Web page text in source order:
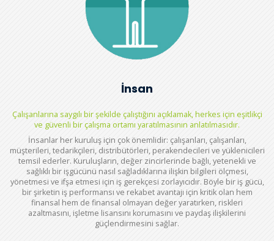
İnsan
Çalışanlarına saygılı bir şekilde çalıştığını açıklamak, herkes için eşitlikçi
ve güvenli bir çalışma ortamı yaratılmasının anlatılmasıdır.
İnsanlar her kuruluş için çok önemlidir: çalışanları, çalışanları,
müşterileri, tedarikçileri, distribütörleri, perakendecileri ve yüklenicileri
temsil ederler. Kuruluşların, değer zincirlerinde bağlı, yetenekli ve
sağlıklı bir işgücünü nasıl sağladıklarına ilişkin bilgileri ölçmesi,
yönetmesi ve ifşa etmesi için iş gerekçesi zorlayıcıdır. Böyle bir iş gücü,
bir şirketin iş performansı ve rekabet avantajı için kritik olan hem
finansal hem de finansal olmayan değer yaratırken, riskleri
azaltmasını, işletme lisansını korumasını ve paydaş ilişkilerini
güçlendirmesini sağlar.